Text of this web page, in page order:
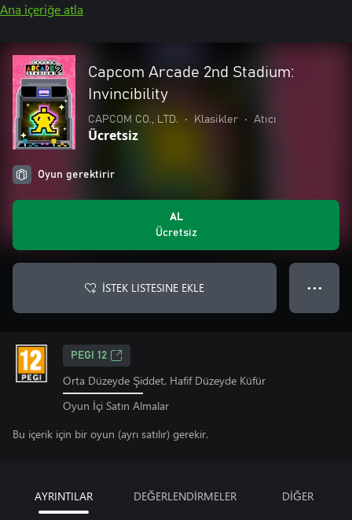
Ana içeriğe atla
Capcom Arcade 2nd Stadium:
Invincibility
CAPCOM CO., LTD. • Klasikler • Atıcı
Ücretsiz
Oyun gerektirir
AL
Ücretsiz
İSTEK LISTESINE EKLE ● ● ●
PEGI 12
Orta Düzeyde Şiddet, Hafif Düzeyde Küfür
Oyun İçi Satın Almalar
Bu içerik için bir oyun (ayrı satılır) gerekir.
AYRINTILAR DEĞERLENDİRMELER DİĞER